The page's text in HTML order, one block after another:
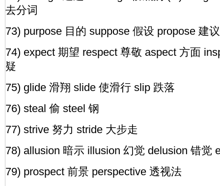
去分词
73) purpose 目的 suppose 假设 propose 建议
74) expect 期望 respect 尊敬 aspect 方面
疑
75) glide 滑翔 slide 使滑行 slip 跌落
76) steal 偷 steel 钢
77) strive 努力 stride 大步走
78) allusion 暗示 illusion 幻觉 delusion 错觉
79) prospect 前景 perspective 透视法